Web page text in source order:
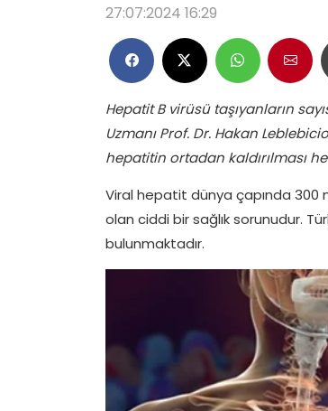
27:07:2024 16:29
Hepatit B virüsü taşıyanların
Uzmanı Prof. Dr. Hakan
hepatitin ortadan kaldırılması
Viral hepatit dünya çapında 300
olan ciddi bir sağlık sorunudur.
bulunmaktadır.